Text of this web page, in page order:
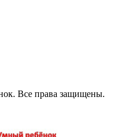
Все права защищены.